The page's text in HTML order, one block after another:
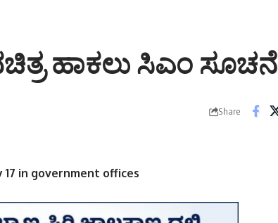
ಹಾಕಲು ಸಿಎಂ ಸೂಚನೆ
Share
17 in government offices